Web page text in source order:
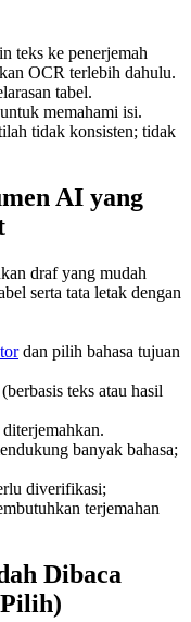
teks ke penerjemah
OCR terlebih dahulu.
tabel.
memahami isi.
tidak konsisten; tidak
AI yang
draf yang mudah
serta tata letak dengan
dan pilih bahasa tujuan
teks atau hasil
banyak bahasa;
diverifikasi;
terjemahan
Dibaca